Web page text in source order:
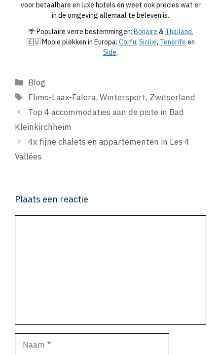
voor betaalbare en luxe hotels en weet ook precies wat er
in de omgeving allemaal te beleven is.
🌴 Populaire verre bestemmingen: Bonaire & Thailand.
🇪🇺 Mooie plekken in Europa: Corfu, Sicilië, Tenerife en
Side.
Categorieën
Blog
Tags
Flims-Laax-Falera,Wintersport, Zwitserland
Top 4 accommodaties aan de piste in Bad
Kleinkirchheim
4x fijne chalets en appartementen in Les 4
Vallées
Plaats een reactie